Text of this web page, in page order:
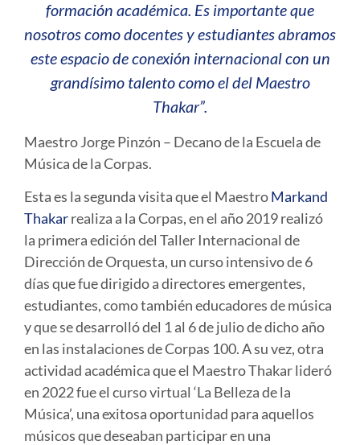
formación académica. Es importante que
nosotros como docentes y estudiantes abramos
este espacio de conexión internacional con un
grandísimo talento como el del Maestro
Thakar”.
Maestro Jorge Pinzón – Decano de la Escuela de
Música de la Corpas.
Esta es la segunda visita que el MaestroMarkand
Thakarrealiza a la Corpas, en el año 2019 realizó
la primera edición del Taller Internacional de
Dirección de Orquesta, un curso intensivo de 6
días que fue dirigido a directores emergentes,
estudiantes, como también educadores de música
y que se desarrolló del 1 al 6 de julio de dicho año
en las instalaciones de Corpas 100. A su vez, otra
actividad académica que el Maestro Thakar lideró
en 2022 fue el curso virtual ‘La Belleza de la
Música’, una exitosa oportunidad para aquellos
músicos que deseaban participar en una